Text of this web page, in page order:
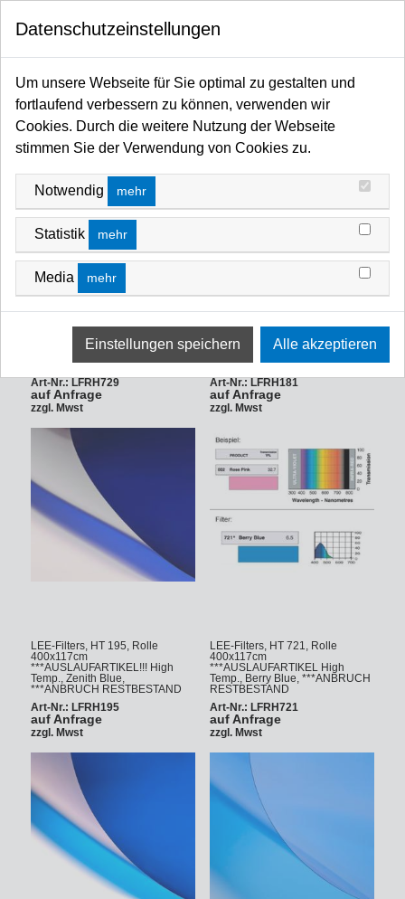
Startseite Filter / Farbfilter Farbfilter Rollen und Zuschnitte Blau-Bereich
BLAU-BEREICH
FILTERN NACH PREIS (NIEDRIG - HOCH)
***AUSLAUFARTIKEL High
***ANBRUCH RESTBESTAND
Art-Nr.: LFRH729
auf Anfrage
zzgl. Mwst
***AUSLAUFARTIKEL!!! High
****ANBRUCH RESTBESTAND
Art-Nr.: LFRH181
auf Anfrage
zzgl. Mwst
LEE-Filters, HT 195, Rolle
400x117cm
***AUSLAUFARTIKEL!!! High
Temp., Zenith Blue,
***ANBRUCH RESTBESTAND
Art-Nr.: LFRH195
auf Anfrage
zzgl. Mwst
LEE-Filters, HT 721, Rolle
400x117cm
***AUSLAUFARTIKEL High
Temp., Berry Blue, ***ANBRUCH
RESTBESTAND
Art-Nr.: LFRH721
auf Anfrage
zzgl. Mwst
Datenschutzeinstellungen
Um unsere Webseite für Sie optimal zu gestalten und
fortlaufend verbessern zu können, verwenden wir
Cookies. Durch die weitere Nutzung der Webseite
stimmen Sie der Verwendung von Cookies zu.
Notwendig mehr
Statistik mehr
Media mehr